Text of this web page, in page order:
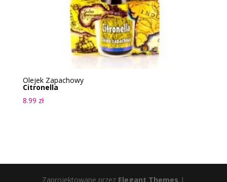
Olejek Zapachowy
Citronella
8.99 zł
Zaprojektowane przez Elegant Themes |